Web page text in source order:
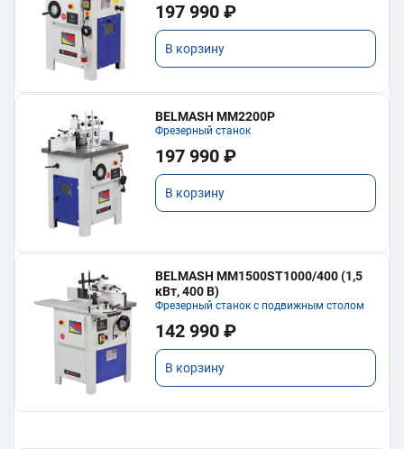
197 990 ₽
В корзину
BELMASH MM2200P
Фрезерный станок
197 990 ₽
В корзину
BELMASH MM1500ST1000/400 (1,5
кВт, 400 В)
Фрезерный станок с подвижным столом
142 990 ₽
В корзину